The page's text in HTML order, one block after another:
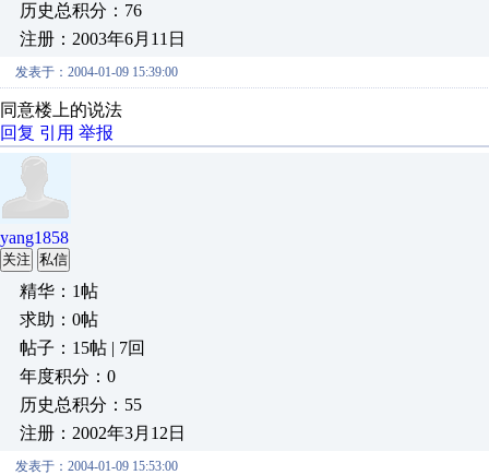
历史总积分：76
注册：2003年6月11日
发表于：2004-01-09 15:39:00
同意楼上的说法
回复 引用 举报
yang1858
关注 私信
精华：1帖
求助：0帖
帖子：15帖 | 7回
年度积分：0
历史总积分：55
注册：2002年3月12日
发表于：2004-01-09 15:53:00